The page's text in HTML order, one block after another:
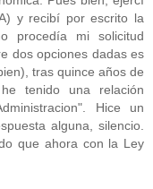
y recibí por escrito la
procedía mi solicitud
dos opciones dadas es
tras quince años de
tenido una relación
Hice un
alguna, silencio.
que ahora con la Ley